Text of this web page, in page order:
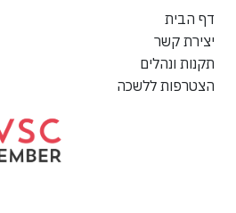
דף הבית
יצירת קשר
תקנות ונהלים
הצטרפות ללשכה